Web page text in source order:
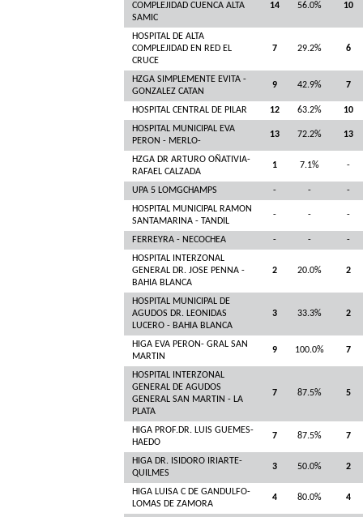
COMPLEJIDAD CUENCA ALTA
SAMIC
14 56.0% 10
HOSPITAL DE ALTA
COMPLEJIDAD EN RED EL
CRUCE
7 29.2% 6
HZGA SIMPLEMENTE EVITA -
GONZALEZ CATAN
9 42.9% 7
HOSPITAL CENTRAL DE PILAR 12 63.2%
10
HOSPITAL MUNICIPAL EVA
PERON - MERLO-
13 72.2% 13
HZGA DR ARTURO OÑATIVIA-
RAFAEL CALZADA
1 7.1% -
UPA 5 LOMGCHAMPS - -
-
HOSPITAL MUNICIPAL RAMON
SANTAMARINA - TANDIL
- - -
FERREYRA - NECOCHEA - -
-
HOSPITAL INTERZONAL
GENERAL DR. JOSE PENNA -
BAHIA BLANCA
2 20.0% 2
HOSPITAL MUNICIPAL DE
AGUDOS DR. LEONIDAS
LUCERO - BAHIA BLANCA
3 33.3% 2
HIGA EVA PERON- GRAL SAN
MARTIN
9 100.0% 7
HOSPITAL INTERZONAL
GENERAL DE AGUDOS
GENERAL SAN MARTIN - LA
PLATA
7 87.5% 5
HIGA PROF.DR. LUIS GUEMES-
HAEDO
7 87.5% 7
HIGA DR. ISIDORO IRIARTE-
QUILMES
3 50.0% 2
HIGA LUISA C DE GANDULFO-
LOMAS DE ZAMORA
4 80.0% 4